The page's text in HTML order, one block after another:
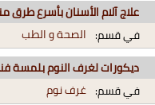
علاج آلام الأسنان بأسرع طرق
في قسم: الصحة و الطب
ديكورات لغرف النوم بلمسة
في قسم: غرف نوم